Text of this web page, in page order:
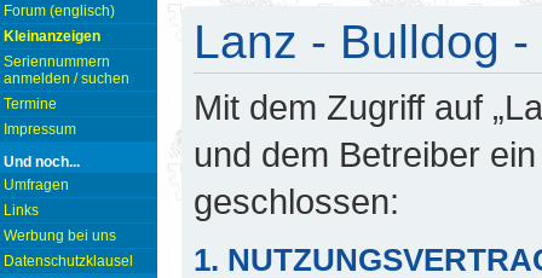
Forum (englisch)
Kleinanzeigen
Seriennummern
anmelden / suchen
Termine
Impressum
Und noch...
Umfragen
Links
Werbung bei uns
Datenschutzklausel
Lanz - Bulldog
Mit dem Zugriff auf
und dem Betreiber
geschlossen:
1.